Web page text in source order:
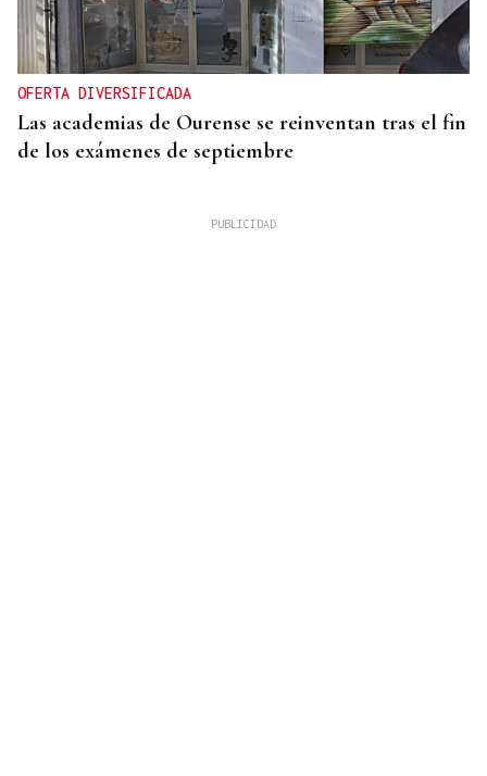
OFERTA DIVERSIFICADA
Las academias de Ourense se reinventan tras el fin
de los exámenes de septiembre